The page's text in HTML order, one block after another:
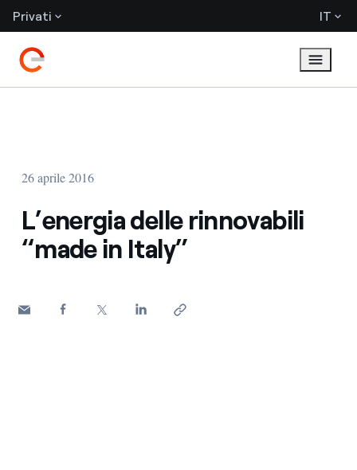
Privati IT
26 aprile 2016
L’energia delle rinnovabili
“made in Italy”